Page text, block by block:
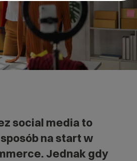
social media to
na start w
Jednak gdy